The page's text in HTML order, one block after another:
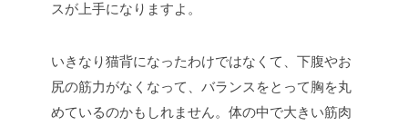
スが上手になりますよ。
いきなり猫背になったわけではなくて、下腹やお
尻の筋力がなくなって、バランスをとって胸を丸
めているのかもしれません。体の中で大きい筋肉